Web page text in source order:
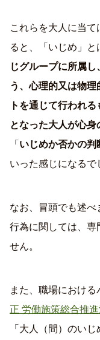
これらを大人に当て
ると、「いじめ」と
じグループに所属
う、心理的又は物
トを通じて行われ
となった大人が心
「 いじめか否かの判
いった感じになるで
なお、冒頭でも述
行為に関しては、専
せん。
また、職場における
正 労働施策総合推進
「大人（間）のい